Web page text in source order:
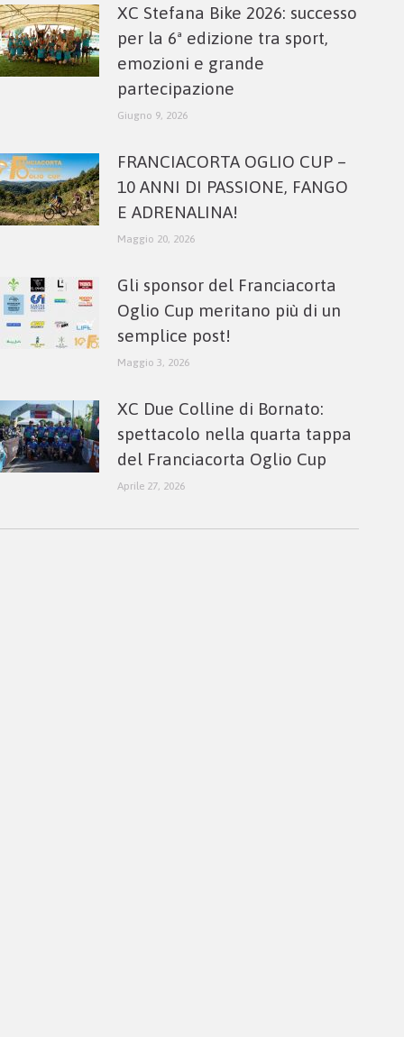
XC Stefana Bike 2026: successo
per la 6ª edizione tra sport,
emozioni e grande
partecipazione
Giugno 9, 2026
FRANCIACORTA OGLIO CUP –
10 ANNI DI PASSIONE, FANGO
E ADRENALINA!
Maggio 20, 2026
Gli sponsor del Franciacorta
Oglio Cup meritano più di un
semplice post!
Maggio 3, 2026
XC Due Colline di Bornato:
spettacolo nella quarta tappa
del Franciacorta Oglio Cup
Aprile 27, 2026